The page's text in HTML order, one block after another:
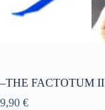
–THE FACTOTUM II
9,90 €